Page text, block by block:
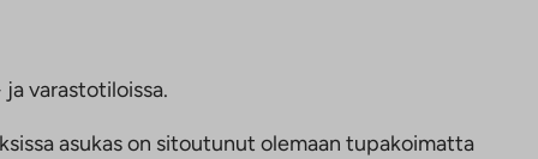
varastotiloissa.
asukas on sitoutunut olemaan tupakoimatta